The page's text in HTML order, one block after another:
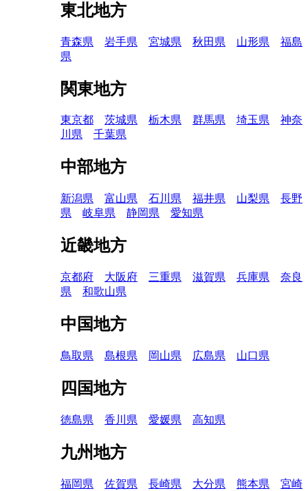
東北地方
青森県 岩手県 宮城県 秋田県 山形県
福島
県
関東地方
東京都 茨城県 栃木県 群馬県 埼玉県
神奈
川県
千葉県
中部地方
新潟県 富山県 石川県 福井県 山梨県
長野
県
岐阜県 静岡県 愛知県
近畿地方
京都府 大阪府 三重県 滋賀県 兵庫県
奈良
県
和歌山県
中国地方
鳥取県 島根県 岡山県 広島県 山口県
四国地方
徳島県 香川県 愛媛県 高知県
九州地方
福岡県 佐賀県 長崎県 大分県 熊本県
宮崎